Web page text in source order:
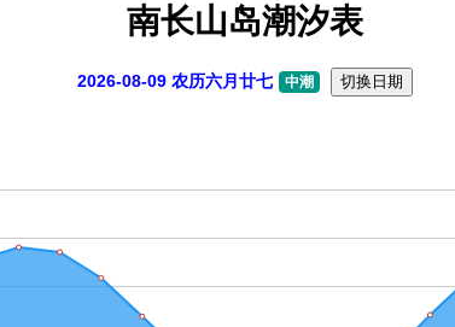
南长山岛潮汐表
2026-08-09 农历六月廿七 中潮 切换日期